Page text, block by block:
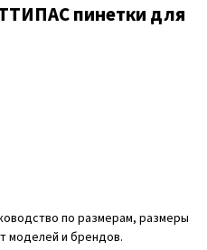
пинетки для
по размерам, размеры
моделей и брендов.